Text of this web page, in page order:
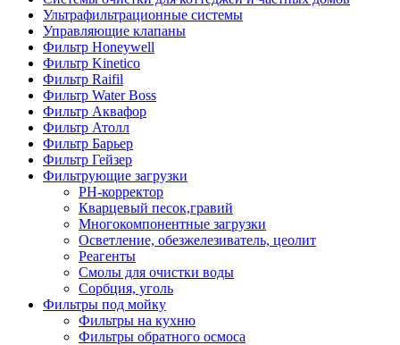
Ультрафильтрационные системы
Управляющие клапаны
Фильтр Honeywell
Фильтр Kinetico
Фильтр Raifil
Фильтр Water Boss
Фильтр Аквафор
Фильтр Атолл
Фильтр Барьер
Фильтр Гейзер
Фильтрующие загрузки
PH-корректор
Кварцевый песок,гравий
Многокомпонентные загрузки
Осветление, обезжелезиватель, цеолит
Реагенты
Смолы для очистки воды
Сорбция, уголь
Фильтры под мойку
Фильтры на кухню
Фильтры обратного осмоса